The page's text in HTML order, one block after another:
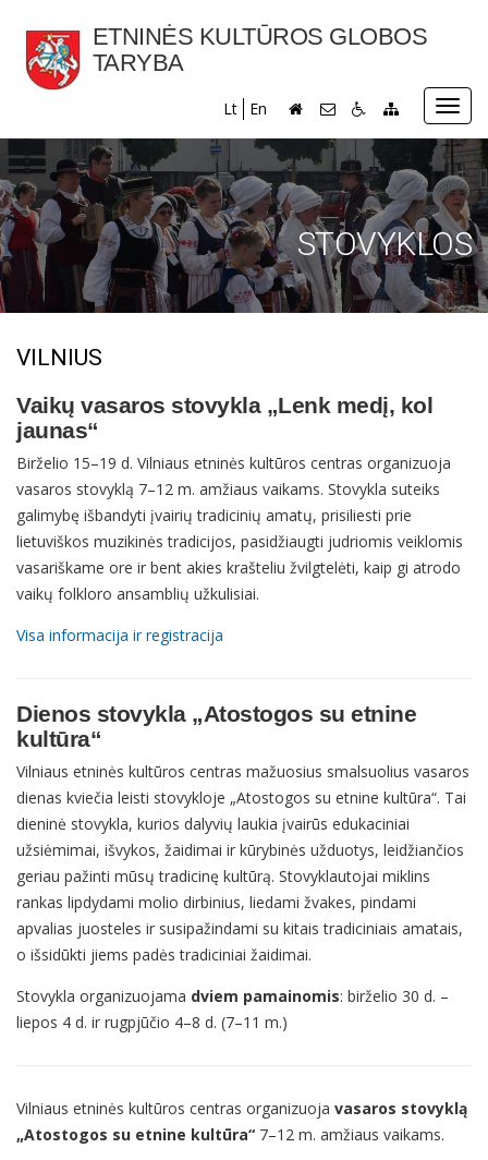
ETNINĖS KULTŪROS GLOBOS
TARYBA
Lt En
STOVYKLOS
VILNIUS
Vaikų vasaros stovykla „Lenk medį, kol
jaunas“
Birželio 15–19 d. Vilniaus etninės kultūros centras organizuoja
vasaros stovyklą 7–12 m. amžiaus vaikams. Stovykla suteiks
galimybę išbandyti įvairių tradicinių amatų, prisiliesti prie
lietuviškos muzikinės tradicijos, pasidžiaugti judriomis veiklomis
vasariškame ore ir bent akies krašteliu žvilgtelėti, kaip gi atrodo
vaikų folkloro ansamblių užkulisiai.
Visa informacija ir registracija
Dienos stovykla „Atostogos su etnine
kultūra“
Vilniaus etninės kultūros centras mažuosius smalsuolius vasaros
dienas kviečia leisti stovykloje „Atostogos su etnine kultūra“. Tai
dieninė stovykla, kurios dalyvių laukia įvairūs edukaciniai
užsiėmimai, išvykos, žaidimai ir kūrybinės užduotys, leidžiančios
geriau pažinti mūsų tradicinę kultūrą. Stovyklautojai miklins
rankas lipdydami molio dirbinius, liedami žvakes, pindami
apvalias juosteles ir susipažindami su kitais tradiciniais amatais,
o išsidūkti jiems padės tradiciniai žaidimai.
Stovykla organizuojama dviem pamainomis: birželio 30 d. –
liepos 4 d. ir rugpjūčio 4–8 d. (7–11 m.)
Vilniaus etninės kultūros centras organizuoja vasaros stovyklą
„Atostogos su etnine kultūra“ 7–12 m. amžiaus vaikams.